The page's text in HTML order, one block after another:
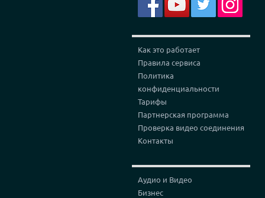
Как это работает
Правила сервиса
Политика
конфиденциальности
Тарифы
Партнерская программа
Проверка видео соединения
Контакты
Аудио и Видео
Бизнес